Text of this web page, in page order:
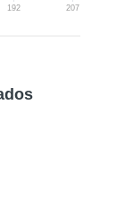
192 207